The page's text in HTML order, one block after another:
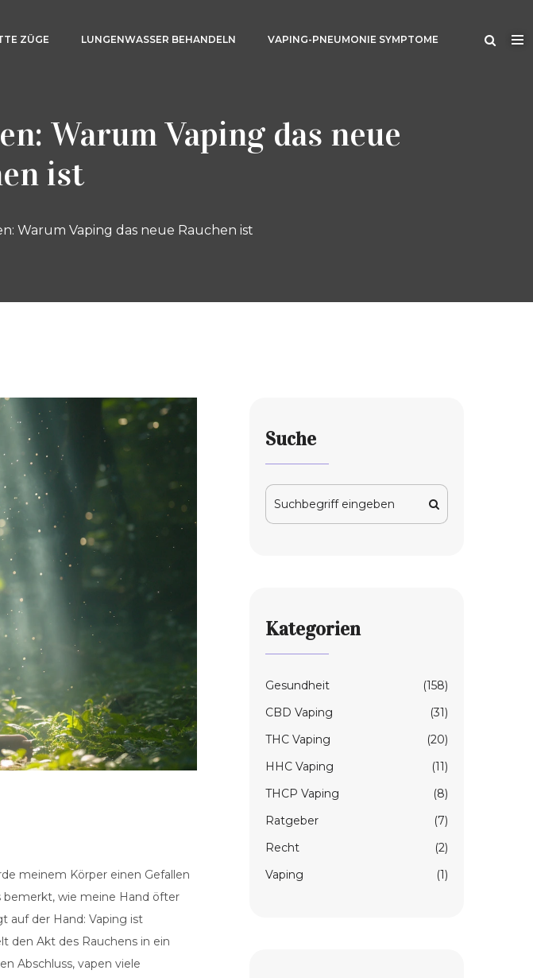
ZÜGE LUNGENWASSER BEHANDELN VAPING-PNEUMONIE SYMPTOME
Warum Vaping das neue
ist
Warum Vaping das neue Rauchen ist
meinem Körper einen Gefallen
bemerkt, wie meine Hand öfter
auf der Hand: Vaping ist
den Akt des Rauchens in ein
Abschluss, vapen viele
Suche
Kategorien
Gesundheit
(158)
CBD Vaping
(31)
THC Vaping
(20)
HHC Vaping
(11)
THCP Vaping
(8)
Ratgeber
(7)
Recht
(2)
Vaping
(1)